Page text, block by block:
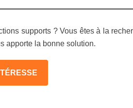
supports ? Vous êtes à la
apporte la bonne solution.